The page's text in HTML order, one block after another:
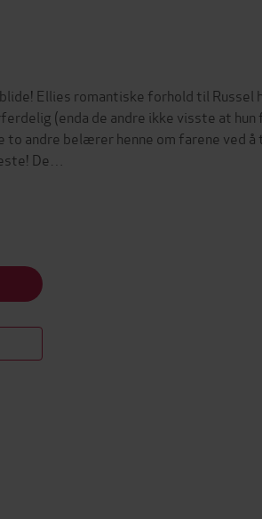
Ellies romantiske forhold til Russel
(enda de andre ikke visste at
to andre belærer henne om farene ved
De…